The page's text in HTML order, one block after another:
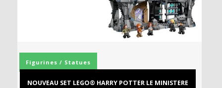
Figurines / Statues
NOUVEAU SET LEGO® HARRY POTTER LE MINISTERE